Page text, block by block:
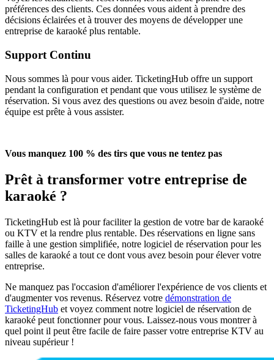
préférences des clients. Ces données vous aident à prendre des
décisions éclairées et à trouver des moyens de développer une
entreprise de karaoké plus rentable.
Support Continu
Nous sommes là pour vous aider. TicketingHub offre un support
pendant la configuration et pendant que vous utilisez le système de
réservation. Si vous avez des questions ou avez besoin d'aide, notre
équipe est prête à vous assister.
Vous manquez 100 % des tirs que vous ne tentez pas
Prêt à transformer votre entreprise de
karaoké ?
TicketingHub est là pour faciliter la gestion de votre bar de karaoké
ou KTV et la rendre plus rentable. Des réservations en ligne sans
faille à une gestion simplifiée, notre logiciel de réservation pour les
salles de karaoké a tout ce dont vous avez besoin pour élever votre
entreprise.
Ne manquez pas l'occasion d'améliorer l'expérience de vos clients et
d'augmenter vos revenus. Réservez votre démonstration de
TicketingHub et voyez comment notre logiciel de réservation de
karaoké peut fonctionner pour vous. Laissez-nous vous montrer à
quel point il peut être facile de faire passer votre entreprise KTV au
niveau supérieur !